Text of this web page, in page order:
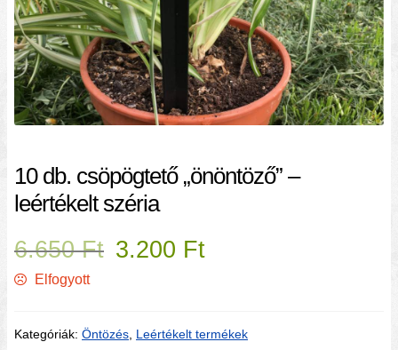
Kapcsolat
10 db. csöpögtető „önöntöző” –
leértékelt széria
6.650Ft 3.200 Ft
Elfogyott
Kategóriák: Öntözés Leértékelt termékek